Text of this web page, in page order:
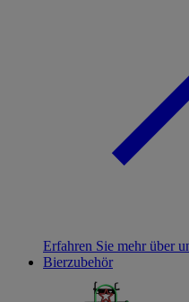
Erfahren Sie mehr über
Bierzubehör